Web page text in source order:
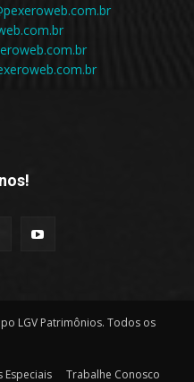
LGV Patrimônios. Todos os
Especiais Trabalhe Conosco